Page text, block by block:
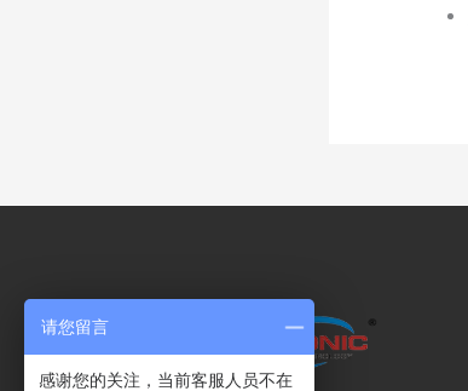
请您留言
感谢您的关注，当前客服人员不在